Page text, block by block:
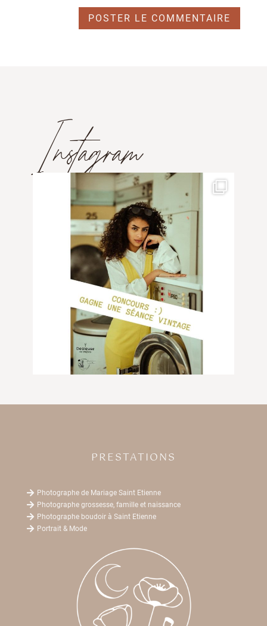
Instagram
PRESTATIONS
 Photographe de Mariage Saint Etienne
 Photographe grossesse, famille et naissance
 Photographe boudoir à Saint Etienne
 Portrait & Mode